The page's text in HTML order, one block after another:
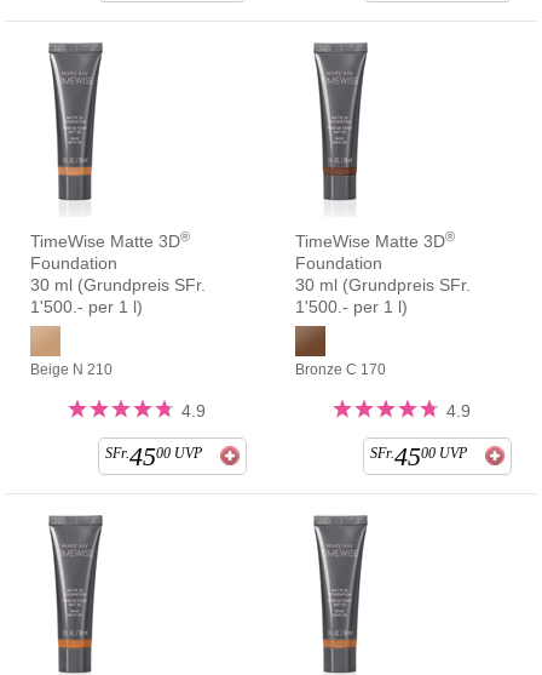
TimeWise Matte 3D®
Foundation
30 ml (Grundpreis SFr.
1'500.- per 1 l)
Beige N 210
4.9
SFr.4500 UVP
TimeWise Matte 3D®
Foundation
30 ml (Grundpreis SFr.
1'500.- per 1 l)
Bronze C 170
4.9
SFr.4500 UVP